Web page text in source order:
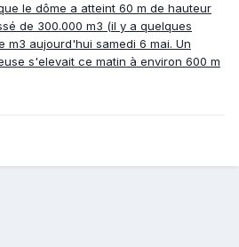
le dôme a atteint 60 m de hauteur
de 300.000 m3 (il y a quelques
m3 aujourd'hui samedi 6 mai. Un
s'elevait ce matin à environ 600 m